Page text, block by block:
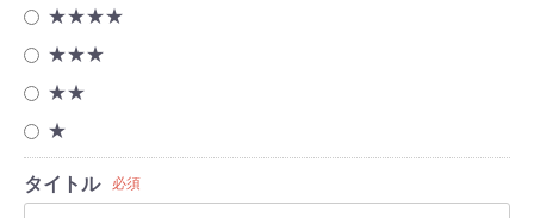
★★★★
★★★
★★
★
タイトル 必須